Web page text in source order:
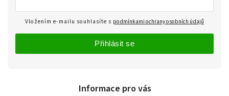
Informace pro vás
Vložením e-mailu souhlasíte s podmínkami ochrany osobních údajů
Přihlásit se